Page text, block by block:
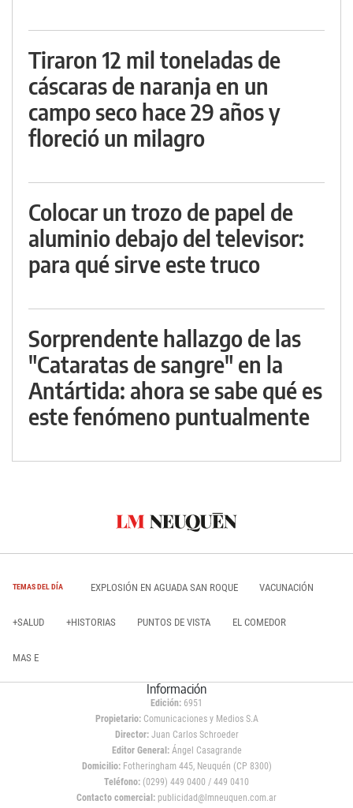
Tiraron 12 mil toneladas de
cáscaras de naranja en un
campo seco hace 29 años y
floreció un milagro
Colocar un trozo de papel de
aluminio debajo del televisor:
para qué sirve este truco
Sorprendente hallazgo de las
"Cataratas de sangre" en la
Antártida: ahora se sabe qué es
este fenómeno puntualmente
TEMAS DEL DÍA EXPLOSIÓN EN AGUADA SAN ROQUE VACUNACIÓN
+SALUD +HISTORIAS PUNTOS DE VISTA EL COMEDOR
MAS E
Información
Edición: 6951
Propietario:Comunicaciones y Medios S.A
Director: Juan Carlos Schroeder
Editor General:Ángel Casagrande
Domicilio:Fotheringham 445, Neuquén (CP 8300)
Teléfono: (0299) 449 0400 / 449 0410
Contacto comercial: publicidad@lmneuquen.com.ar